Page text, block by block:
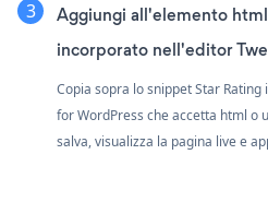
Aggiungi all'elemento
incorporato nell'editor
Copia sopra lo snippet Star
for WordPress che accetta html o
salva, visualizza la pagina live e